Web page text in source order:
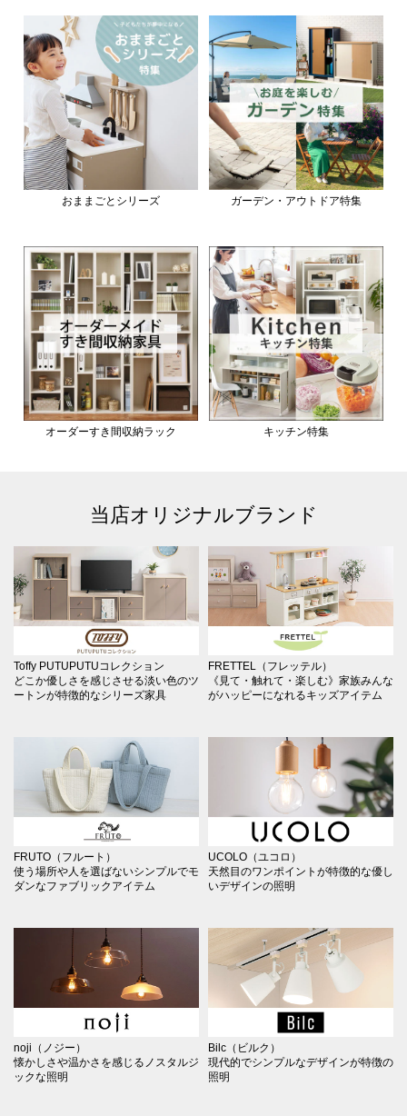
おままごとシリーズ ガーデン・アウトドア特集
オーダーすき間収納ラック キッチン特集
当店オリジナルブランド
Toffy PUTUPUTUコレクション
どこか優しさを感じさせる淡い色のツ
ートンが特徴的なシリーズ家具
FRETTEL（フレッテル）
《見て・触れて・楽しむ》家族みんな
がハッピーになれるキッズアイテム
FRUTO（フルート）
使う場所や人を選ばないシンプルでモ
ダンなファブリックアイテム
UCOLO（ユコロ）
天然目のワンポイントが特徴的な優し
いデザインの照明
noji（ノジー）
懐かしさや温かさを感じるノスタルジ
ックな照明
Bilc（ビルク）
現代的でシンプルなデザインが特徴の
照明